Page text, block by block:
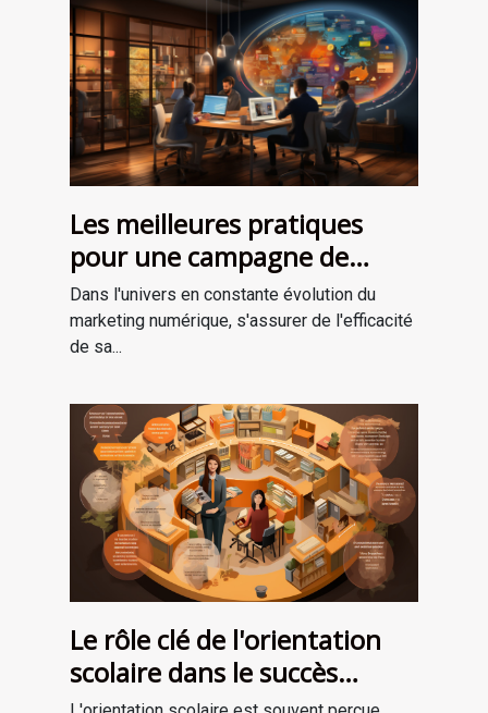
Les meilleures pratiques
pour une campagne de
marketing numérique
réussie
Dans l'univers en constante évolution du
marketing numérique, s'assurer de l'efficacité
de sa...
Le rôle clé de l'orientation
scolaire dans le succès
professionnel